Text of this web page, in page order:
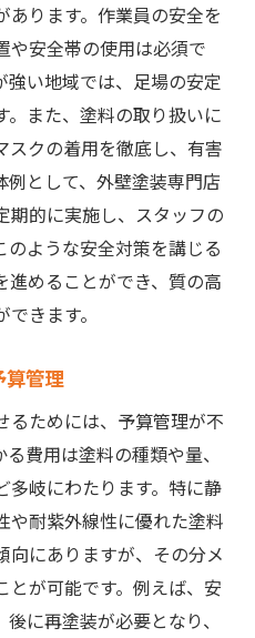
ります。作業員の安全を
や安全帯の使用は必須で
強い地域では、足場の安定
また、塗料の取り扱いに
スクの着用を徹底し、有害
として、外壁塗装専門店
期的に実施し、スタッフの
ような安全対策を講じる
進めることができ、質の高
きます。
算管理
るためには、予算管理が不
費用は塗料の種類や量、
多岐にわたります。特に静
や耐紫外線性に優れた塗料
向にありますが、その分メ
とが可能です。例えば、安
に再塗装が必要となり、